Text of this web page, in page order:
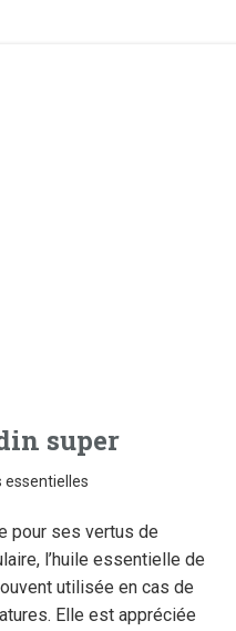
super
essentielles
pour ses vertus de
l’huile essentielle de
utilisée en cas de
Elle est appréciée